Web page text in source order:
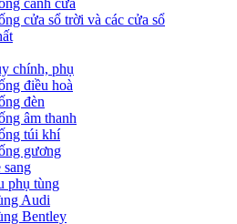
cánh cửa
cửa sổ trời và các cửa sổ
chính, phụ
điều hoà
đèn
âm thanh
túi khí
gương
phụ tùng
Audi
Bentley